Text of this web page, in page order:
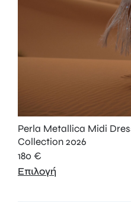
Perla Metallica Midi
Collection 2026
180 €
Επιλογή